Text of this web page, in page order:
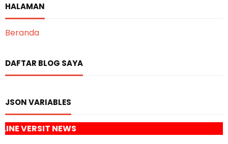
HALAMAN
Beranda
DAFTAR BLOG SAYA
JSON VARIABLES